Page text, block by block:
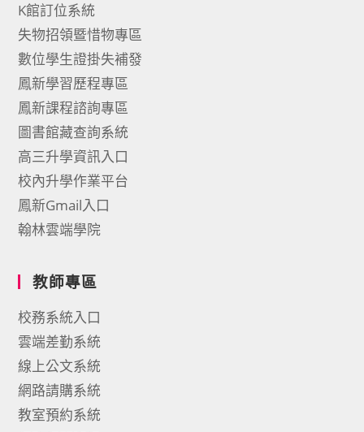
K館訂位系統
失物招領暨惜物專區
數位學生證掛失補發
鳳新學習歷程專區
鳳新課程諮詢專區
圖書館藏查詢系統
高三升學資訊入口
校內升學作業平台
鳳新Gmail入口
翰林雲端學院
教師專區
校務系統入口
雲端差勤系統
線上公文系統
網路請購系統
教室預約系統